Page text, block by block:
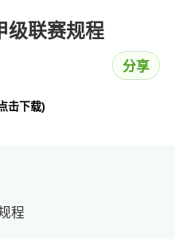
级联赛规程
分享
击下载)
程